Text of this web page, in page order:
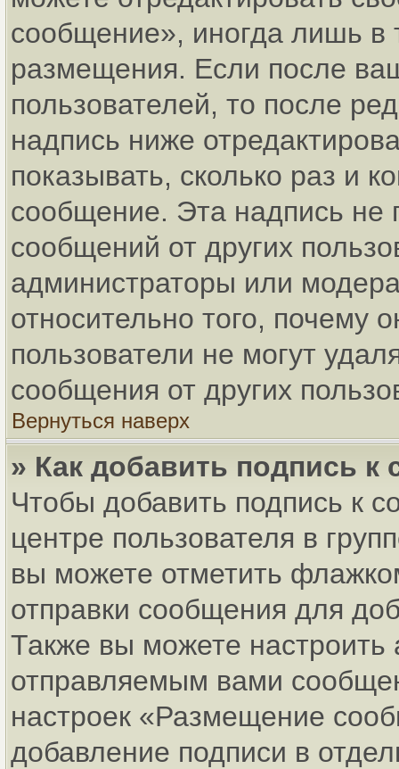
сообщение», иногда лишь в
размещения. Если после
пользователей, то после
надпись ниже
показывать, сколько раз и
сообщение. Эта надпись не
сообщений от других
администраторы или
относительно того,
пользователи не могут
сообщения от других
Вернуться наверх
» Как добавить подпись
Чтобы добавить подпись к
центре пользователя в
вы можете отметить
отправки сообщения для
Также вы можете настроить
отправляемым вами
настроек «Размещение
добавление подписи в